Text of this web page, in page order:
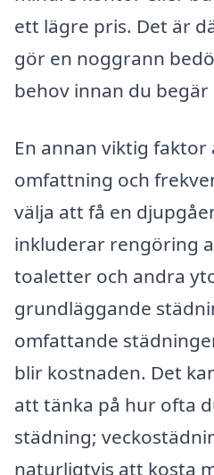
ett lägre pris. Det är
gör en noggrann
behov innan du
En annan viktig
omfattning och
välja att få en
inkluderar rengöring
toaletter och andra
grundläggande
omfattande
blir kostnaden. Det
att tänka på hur ofta
städning;
naturligtvis att kosta